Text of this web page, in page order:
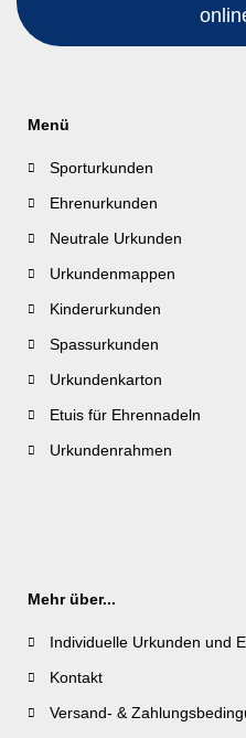
Menü
Sporturkunden
Ehrenurkunden
Neutrale Urkunden
Urkundenmappen
Kinderurkunden
Spassurkunden
Urkundenkarton
Etuis für Ehrennadeln
Urkundenrahmen
Mehr über...
Individuelle Urkunden und
Kontakt
Versand- &